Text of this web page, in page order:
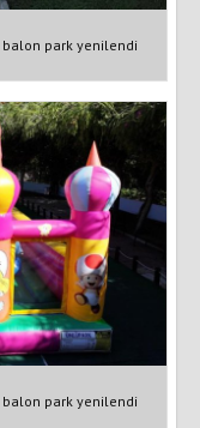
park yenilendi
park yenilendi